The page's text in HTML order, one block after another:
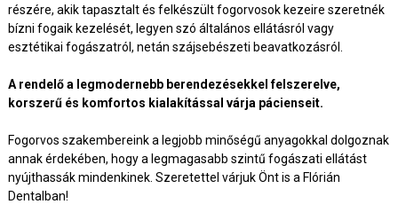
részére, akik tapasztalt és felkészült fogorvosok kezeire szeretnék
bízni fogaik kezelését, legyen szó általános ellátásról vagy
esztétikai fogászatról, netán szájsebészeti beavatkozásról.
A rendelő a legmodernebb berendezésekkel felszerelve,
korszerű és komfortos kialakítással várja pácienseit.
Fogorvos szakembereink a legjobb minőségű anyagokkal dolgoznak
annak érdekében, hogy a legmagasabb szintű fogászati ellátást
nyújthassák mindenkinek. Szeretettel várjuk Önt is a Flórián
Dentalban!